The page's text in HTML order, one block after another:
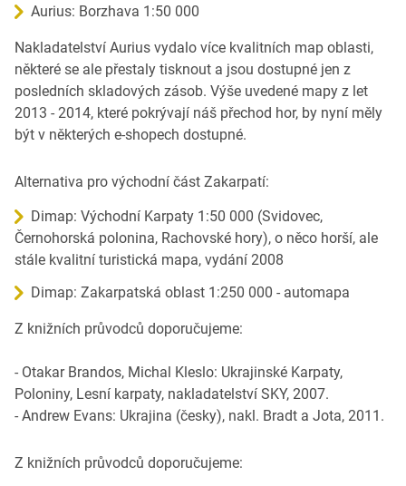
Aurius: Borzhava 1:50 000
Nakladatelství Aurius vydalo více kvalitních map oblasti,
některé se ale přestaly tisknout a jsou dostupné jen z
posledních skladových zásob. Výše uvedené mapy z let
2013 - 2014, které pokrývají náš přechod hor, by nyní měly
být v některých e-shopech dostupné.
Alternativa pro východní část Zakarpatí:
Dimap: Východní Karpaty 1:50 000 (Svidovec,
Černohorská polonina, Rachovské hory), o něco horší, ale
stále kvalitní turistická mapa, vydání 2008
Dimap: Zakarpatská oblast 1:250 000 - automapa
Z knižních průvodců doporučujeme:
- Otakar Brandos, Michal Kleslo: Ukrajinské Karpaty,
Poloniny, Lesní karpaty, nakladatelství SKY, 2007.
- Andrew Evans: Ukrajina (česky), nakl. Bradt a Jota, 2011.
Z knižních průvodců doporučujeme: